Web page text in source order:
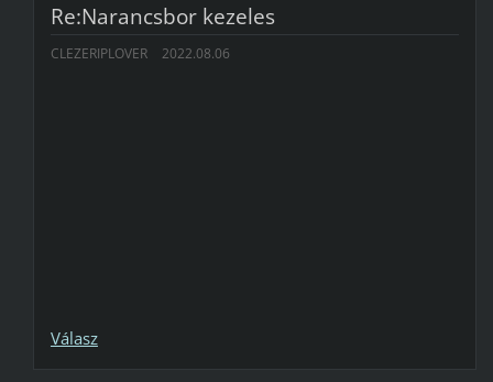
Re:Narancsbor kezeles
CLEZERIPLOVER 2022.08.06
Válasz